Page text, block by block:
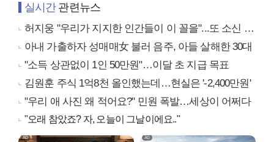
실시간관련뉴스
허지웅 "우리가 지지한 인간들이 이 꼴을"...또 소신 발언
아내 가출하자 성매매女 불러 음주, 아들 살해한 30대
"소득 상관없이 1인 50만원"…이달 초 지급 목표
김원훈 주식 1억8천 올인했는데…현실은 '-2,400만원'
"우리 애 사진 왜 적어요?" 민원 폭발…세상이 어쩌다
"오래 참았죠? 자, 오늘이 그날이에요.."